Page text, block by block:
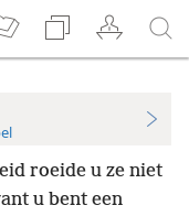
roeide u ze niet
u bent een